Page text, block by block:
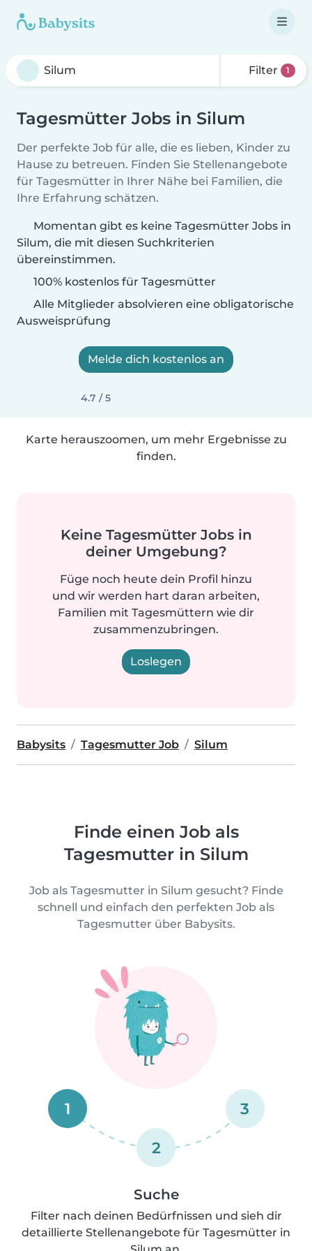
Filter 1
Tagesmütter Jobs in Silum
Der perfekte Job für alle, die es lieben, Kinder zu
Hause zu betreuen. Finden Sie Stellenangebote
für Tagesmütter in Ihrer Nähe bei Familien, die
Ihre Erfahrung schätzen.
Momentan gibt es keine Tagesmütter Jobs in
Silum, die mit diesen Suchkriterien
übereinstimmen.
100% kostenlos für Tagesmütter
Alle Mitglieder absolvieren eine obligatorische
Ausweisprüfung
Melde dich kostenlos an
4.7 / 5
Karte herauszoomen, um mehr Ergebnisse zu
finden.
Keine Tagesmütter Jobs in
deiner Umgebung?
Füge noch heute dein Profil hinzu
und wir werden hart daran arbeiten,
Familien mit Tagesmüttern wie dir
zusammenzubringen.
Loslegen
Babysits Tagesmutter Job Silum
Finde einen Job als
Tagesmutter in Silum
Job als Tagesmutter in Silum gesucht? Finde
schnell und einfach den perfekten Job als
Tagesmutter über Babysits.
1
2
3
Suche
Filter nach deinen Bedürfnissen und sieh dir
detaillierte Stellenangebote für Tagesmütter in